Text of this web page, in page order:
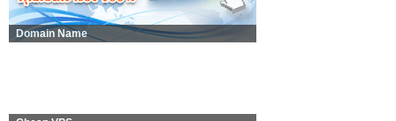
Domain Name